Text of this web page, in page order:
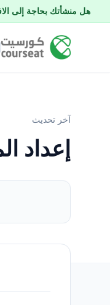
هل منشأتك بحاجة إلى
آخر تحديث
إعداد